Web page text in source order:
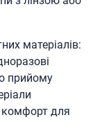
матеріалів:
прийому
комфорт для